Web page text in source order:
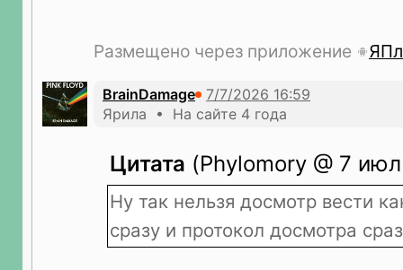
Размещено через приложение
BrainDamage
Ярила • На сайте 4 года
Цитата (Phylomory @ 7
Ну так нельзя досмотр вести
сразу и протокол досмотра